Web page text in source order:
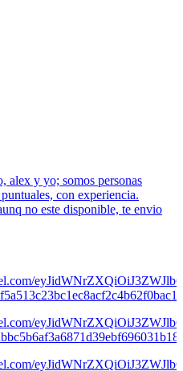
alex y yo; somos personas
con experiencia.
no este disponible, te envio